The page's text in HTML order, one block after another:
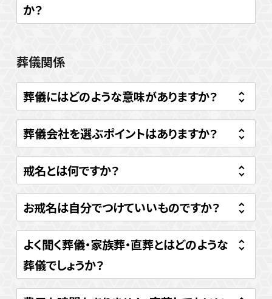
か？
葬儀関係
葬儀にはどのような意味がありますか？
葬儀会社を選ぶポイントはありますか？
戒名とは何ですか？
お戒名は自分でつけていいものですか？
よく聞く葬儀・家族葬・直葬とはどのような
葬儀でしょうか？